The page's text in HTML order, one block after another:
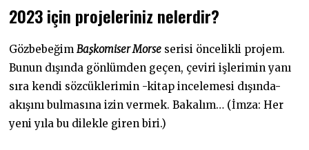
2023 için projeleriniz nelerdir?
GözbebeğimBaşkomiser Morse serisi öncelikli projem.
Bunun dışında gönlümden geçen, çeviri işlerimin yanı
sıra kendi sözcüklerimin -kitap incelemesi dışında-
akışını bulmasına izin vermek. Bakalım… (İmza: Her
yeni yıla bu dilekle giren biri.)